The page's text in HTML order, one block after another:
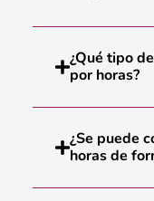
¿Qué tipo
por horas?
¿Se puede
horas de